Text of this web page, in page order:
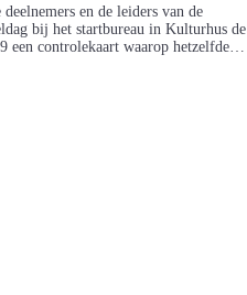
en de leiders van de
bij het startbureau in Kulturhus de
een controlekaart waarop hetzelfde